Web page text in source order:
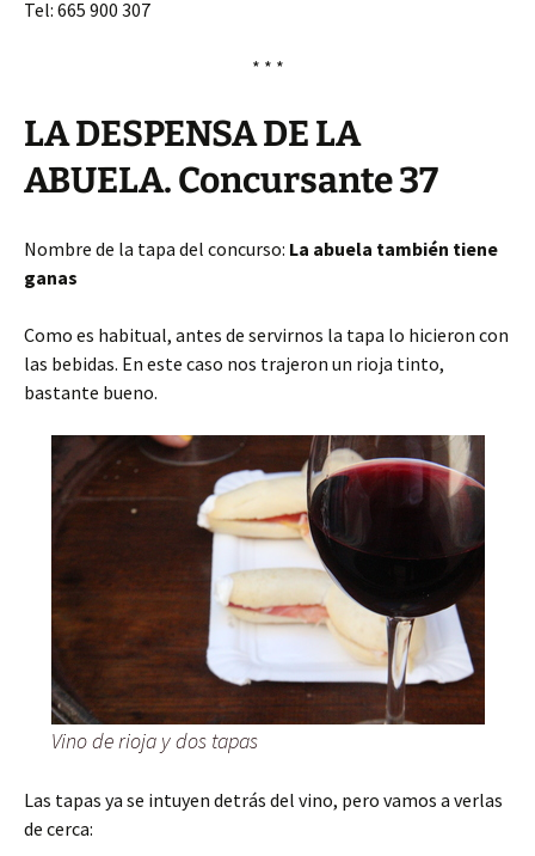
Tel: 665 900 307
* * *
LA DESPENSA DE LA
ABUELA. Concursante 37
Nombre de la tapa del concurso: La abuela también tiene
ganas
Como es habitual, antes de servirnos la tapa lo hicieron con
las bebidas. En este caso nos trajeron un rioja tinto,
bastante bueno.
Vino de rioja y dos tapas
Las tapas ya se intuyen detrás del vino, pero vamos a verlas
de cerca: